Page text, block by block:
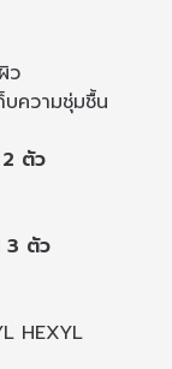
ว
ความชุ่มชื้น
2 ตัว
3 ตัว
HEXYL